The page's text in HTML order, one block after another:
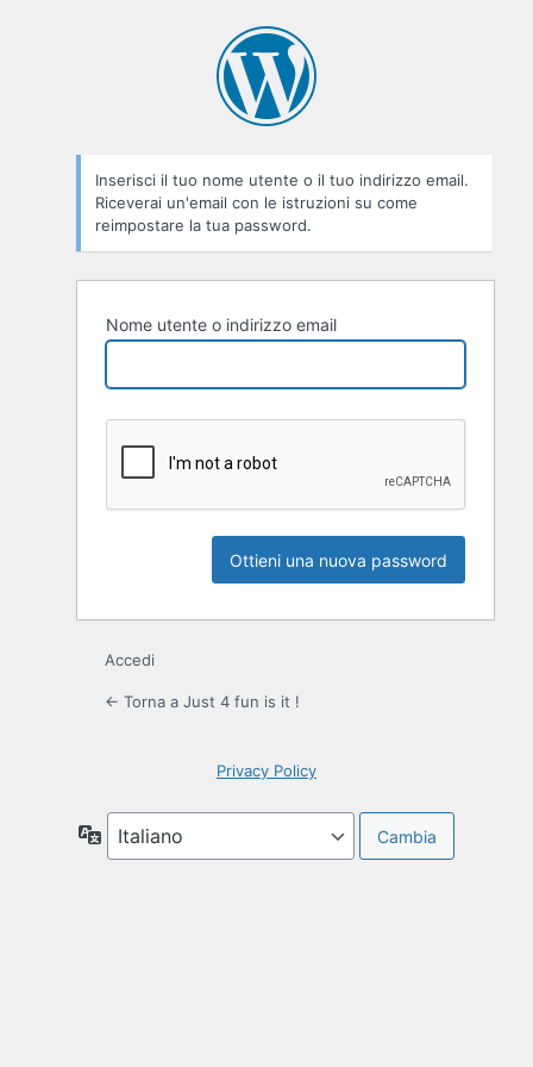
Inserisci il tuo nome utente o il tuo indirizzo email.
Riceverai un'email con le istruzioni su come
reimpostare la tua password.
Nome utente o indirizzo email
Accedi
← Torna a Just 4 fun is it !
Privacy Policy
Lingua